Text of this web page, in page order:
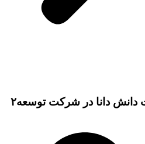
استقرار نرم افزار مدیریت دانش دانا در شرکت توسعه۲